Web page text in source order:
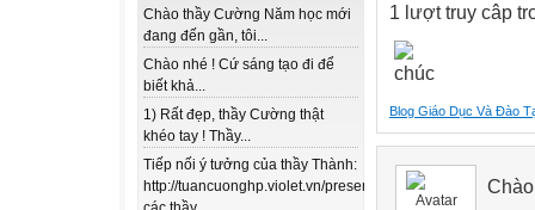
Chào thầy Cường Năm học mới
đang đến gần, tôi...
Chào nhé ! Cứ sáng tạo đi để
biết khả...
1) Rất đẹp, thầy Cường thật
khéo tay ! Thầy...
Tiếp nối ý tưởng của thầy Thành:
http://tuancuonghp.violet.vn/present/show/entry_id/
1 lượt truy câp
Blog Giáo Dục Và Đào